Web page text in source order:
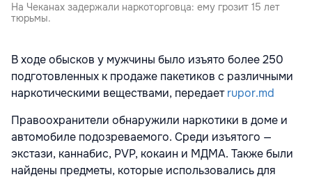
На Чеканах задержали наркоторговца: ему грозит 15 лет
тюрьмы.
В ходе обысков у мужчины было изъято более 250
подготовленных к продаже пакетиков с различными
наркотическими веществами, передаетrupor.md
Правоохранители обнаружили наркотики в доме и
автомобиле подозреваемого. Среди изъятого —
экстази, каннабис, PVP, кокаин и МДМА. Также были
найдены предметы, которые использовались для